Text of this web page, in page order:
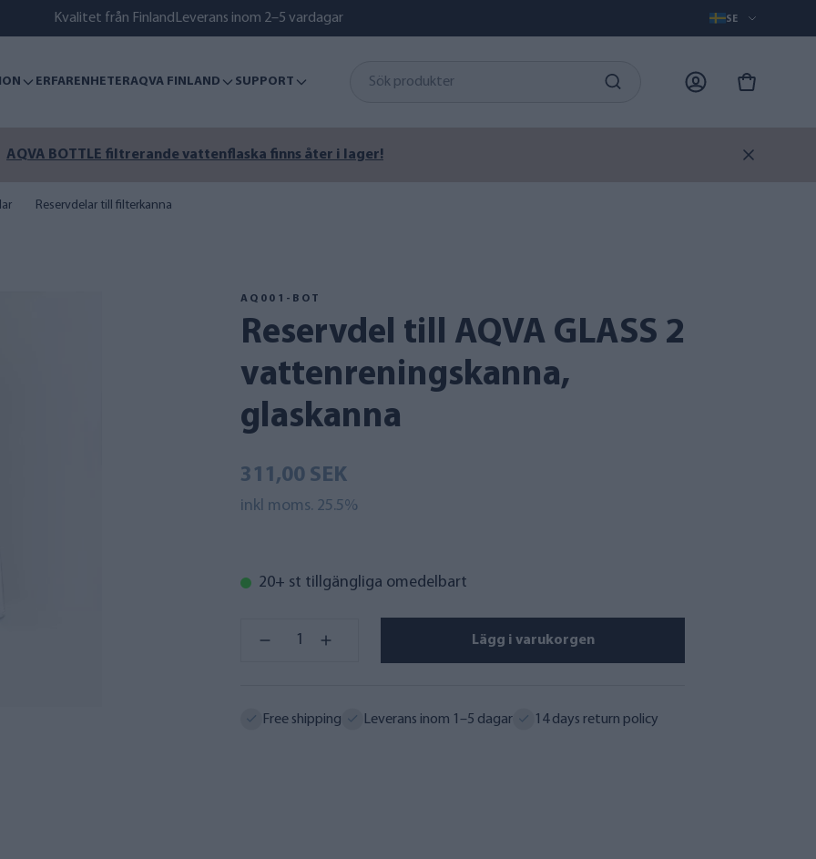
Kvalitet från Finland Leverans inom 2–5 vardagar SE
ERFARENHETERAQVA FINLAND SUPPORT
Sommaren är inte över än – säkerställ rent sjö-, havs- eller brunnsvatten.
Reservdelar till filterkanna
AQ001-BOT
Reservdel till AQVA GLASS 2
vattenreningskanna,
glaskanna
311,00 SEK
inkl moms. 25.5%
20+ st tillgängliga omedelbart
Lägg i varukorgen
Free shipping Leverans inom 1–5 dagar 14 days return policy